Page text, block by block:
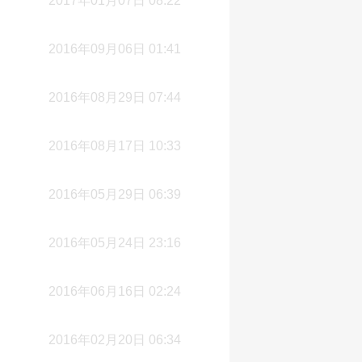
2016年09月06日 01:41
2016年08月29日 07:44
2016年08月17日 10:33
2016年05月29日 06:39
2016年05月24日 23:16
2016年06月16日 02:24
2016年02月20日 06:34